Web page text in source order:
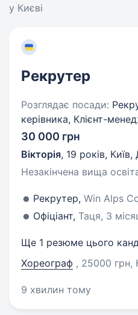
у Києві
Рекрутер
Розглядає посади:
керівника, Клієнт-
30 000 грн
Вікторія, 19 років, Київ,
Незакінчена вища
Рекрутер, Win Alps
Офіціант, Таця, 3
Ще 1 резюме цього
Хореограф , 25000 грн,
9 хвилин тому